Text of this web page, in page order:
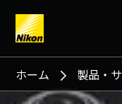
Search
ホーム 製品・